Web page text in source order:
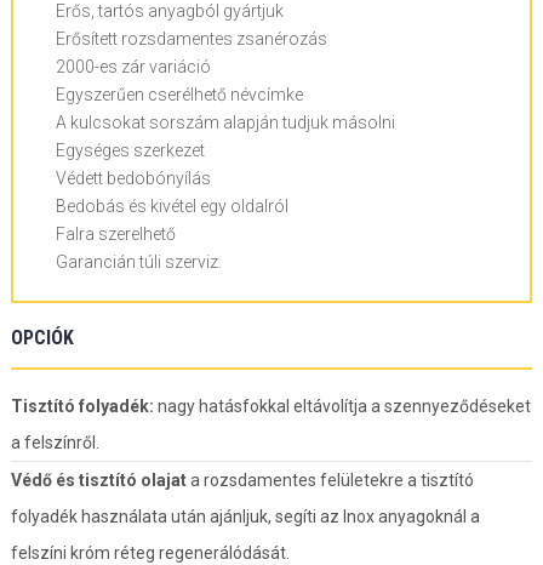
Erős, tartós anyagból gyártjuk
Erősített rozsdamentes zsanérozás
2000-es zár variáció
Egyszerűen cserélhető névcímke
A kulcsokat sorszám alapján tudjuk másolni
Egységes szerkezet
Védett bedobónyílás
Bedobás és kivétel egy oldalról
Falra szerelhető
Garancián túli szerviz.
OPCIÓK
Tisztító folyadék: nagy hatásfokkal eltávolítja a szennyeződéseket
a felszínről.
Védő és tisztító olajata rozsdamentes felületekre a tisztító
folyadék használata után ajánljuk, segíti az Inox anyagoknál a
felszíni króm réteg regenerálódását.